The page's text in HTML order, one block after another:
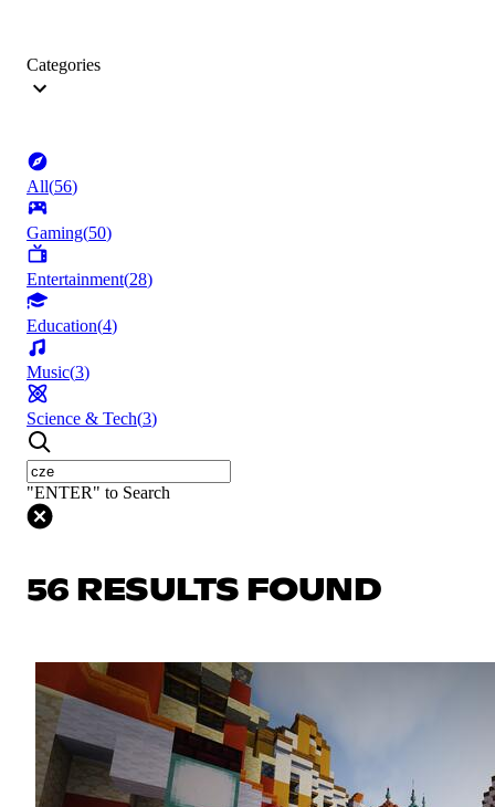
Categories
All(56)
Gaming(50)
Entertainment(28)
Education(4)
Music(3)
Science & Tech(3)
"ENTER" to Search
56 RESULTS FOUND